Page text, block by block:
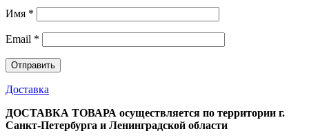
Имя *
Email *
Доставка
ДОСТАВКА ТОВАРА осуществляется по территории г.
Санкт-Петербурга и Ленинградской области